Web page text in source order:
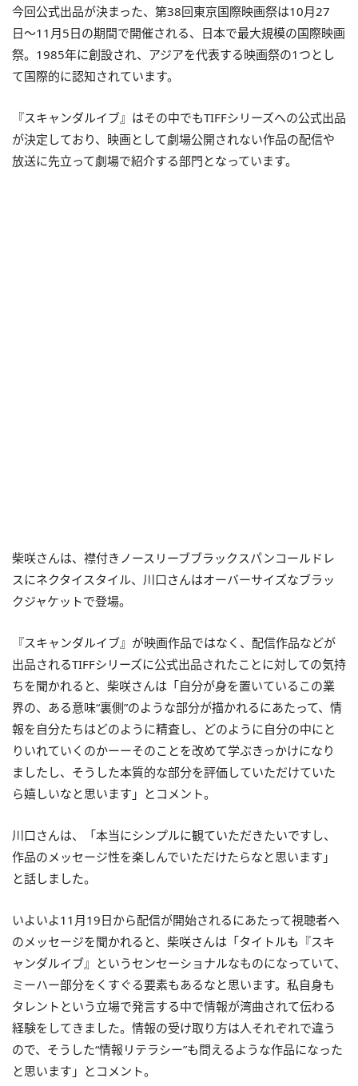
今回公式出品が決まった、第38回東京国際映画祭は10月27
日〜11月5日の期間で開催される、日本で最大規模の国際映画
祭。1985年に創設され、アジアを代表する映画祭の1つとし
て国際的に認知されています。
『スキャンダルイブ』はその中でもTIFFシリーズへの公式出品
が決定しており、映画として劇場公開されない作品の配信や
放送に先立って劇場で紹介する部門となっています。
柴咲さんは、襟付きノースリーブブラックスパンコールドレ
スにネクタイスタイル、川口さんはオーバーサイズなブラッ
クジャケットで登場。
『スキャンダルイブ』が映画作品ではなく、配信作品などが
出品されるTIFFシリーズに公式出品されたことに対しての気持
ちを聞かれると、柴咲さんは「自分が身を置いているこの業
界の、ある意味“裏側”のような部分が描かれるにあたって、情
報を自分たちはどのように精査し、どのように自分の中にと
りいれていくのかーーそのことを改めて学ぶきっかけになり
ましたし、そうした本質的な部分を評価していただけていた
ら嬉しいなと思います」とコメント。
川口さんは、「本当にシンプルに観ていただきたいですし、
作品のメッセージ性を楽しんでいただけたらなと思います」
と話しました。
いよいよ11月19日から配信が開始されるにあたって視聴者へ
のメッセージを聞かれると、柴咲さんは「タイトルも『スキ
ャンダルイブ』というセンセーショナルなものになっていて、
ミーハー部分をくすぐる要素もあるなと思います。私自身も
タレントという立場で発言する中で情報が湾曲されて伝わる
経験をしてきました。情報の受け取り方は人それぞれで違う
ので、そうした“情報リテラシー”も問えるような作品になった
と思います」とコメント。